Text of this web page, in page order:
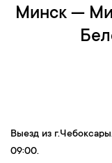
Минск —
Выезд из г.Чебоксары
09:00.